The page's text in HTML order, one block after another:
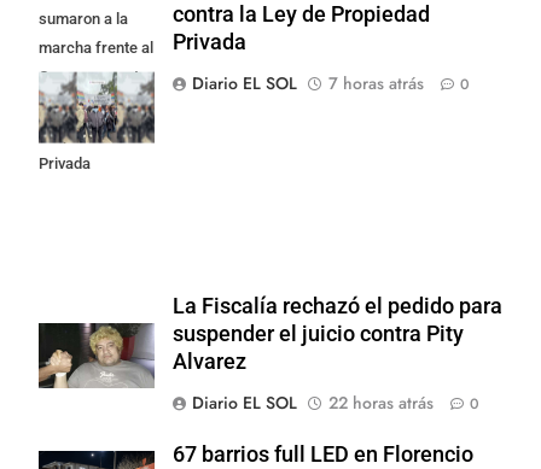
sumaron a la
marcha frente al
Congreso contra
la Ley de
Propiedad
Privada
contra la Ley de Propiedad
Privada
Diario EL SOL
7 horas atrás 0
La Fiscalía rechazó el pedido para
suspender el juicio contra Pity
Alvarez
Diario EL SOL
22 horas atrás 0
67 barrios full LED en Florencio